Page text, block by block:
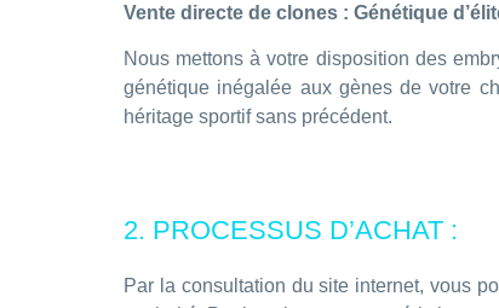
Vente directe de clones : Génétique
Nous mettons à votre disposition des
génétique inégalée aux gènes de votre
héritage sportif sans précédent.
2. PROCESSUS D’ACHAT :
Par la consultation du site internet, vous